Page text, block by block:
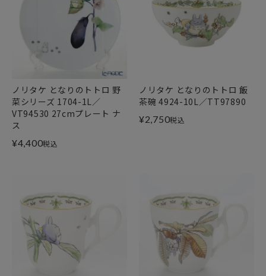
ノリタケ となりのトトロ 野
菜シリーズ 1704-1L／
VT94530 27cmプレート ナ
ス
¥4,400税込
ノリタケ となりのトトロ 飯
茶碗 4924-10L／TT97890
¥2,750税込